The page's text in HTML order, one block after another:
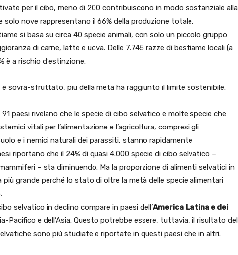
per il cibo, meno di 200 contribuiscono in modo sostanziale alla
solo nove rappresentano il 66% della produzione totale.
si basa su circa 40 specie animali, con solo un piccolo gruppo
di carne, latte e uova. Delle 7.745 razze di bestiame locali (a
è a rischio d‘estinzione.
sovra-sfruttato, più della metà ha raggiunto il limite sostenibile.
paesi rivelano che le specie di cibo selvatico e molte specie che
vitali per l’alimentazione e l’agricoltura, compresi gli
e i nemici naturali dei parassiti, stanno rapidamente
riportano che il 24% di quasi 4.000 specie di cibo selvatico –
– sta diminuendo. Ma la proporzione di alimenti selvatici in
più grande perché lo stato di oltre la metà delle specie alimentari
selvatico in declino compare in paesi dell’America Latina e dei
Pacifico e dell’Asia. Questo potrebbe essere, tuttavia, il risultato del
sono più studiate e riportate in questi paesi che in altri.